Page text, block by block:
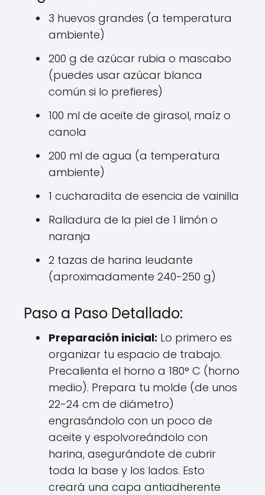
3 huevos grandes (a temperatura
ambiente)
200 g de azúcar rubia o mascabo
(puedes usar azúcar blanca
común si lo prefieres)
100 ml de aceite de girasol, maíz o
canola
200 ml de agua (a temperatura
ambiente)
1 cucharadita de esencia de vainilla
Ralladura de la piel de 1 limón o
naranja
2 tazas de harina leudante
(aproximadamente 240-250 g)
Paso a Paso Detallado:
Preparación inicial: Lo primero es
organizar tu espacio de trabajo.
Precalienta el horno a 180° C (horno
medio). Prepara tu molde (de unos
22-24 cm de diámetro)
engrasándolo con un poco de
aceite y espolvoreándolo con
harina, asegurándote de cubrir
toda la base y los lados. Esto
creará una capa antiadherente